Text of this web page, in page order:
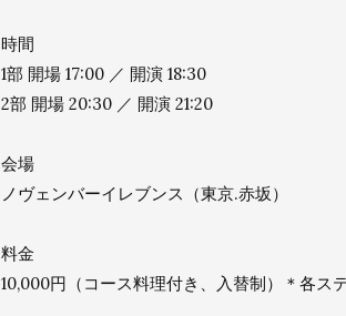
時間
1部 開場 17:00 ／ 開演 18:30
2部 開場 20:30 ／ 開演 21:20
会場
ノヴェンバーイレブンス（東京.赤坂）
料金
10,000円（コース料理付き、入替制）＊各ス